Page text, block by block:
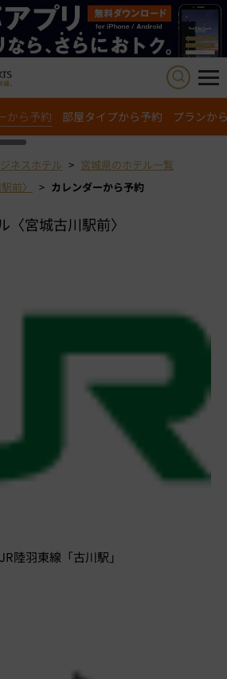
から予約 部屋タイプから予約 プランか
ネスホテル
宮城県のホテル一覧
前〉
カレンダーから予約
〈宮城古川駅前〉
陸羽東線「古川駅」